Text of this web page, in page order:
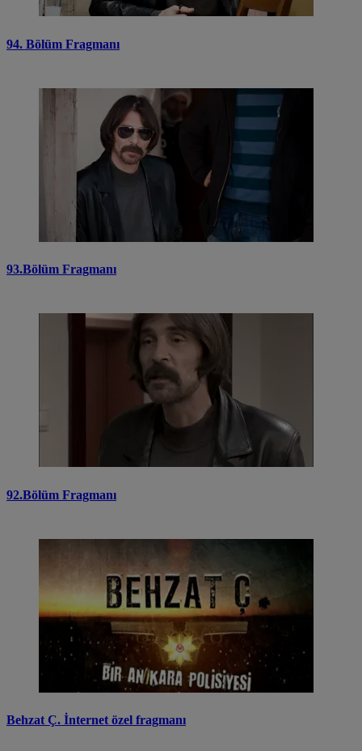
94. Bölüm Fragmanı
93.Bölüm Fragmanı
92.Bölüm Fragmanı
Behzat Ç. İnternet özel fragmanı